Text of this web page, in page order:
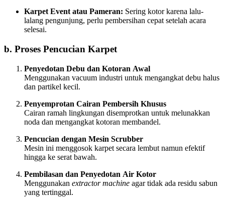
Karpet Event atau Pameran: Sering kotor karena lalu-
lalang pengunjung, perlu pembersihan cepat setelah acara
selesai.
b. Proses Pencucian Karpet
Penyedotan Debu dan Kotoran Awal
Menggunakan vacuum industri untuk mengangkat debu halus
dan partikel kecil.
Penyemprotan Cairan Pembersih Khusus
Cairan ramah lingkungan disemprotkan untuk melunakkan
noda dan mengangkat kotoran membandel.
Pencucian dengan Mesin Scrubber
Mesin ini menggosok karpet secara lembut namun efektif
hingga ke serat bawah.
Pembilasan dan Penyedotan Air Kotor
Menggunakan extractor machine agar tidak ada residu sabun
yang tertinggal.